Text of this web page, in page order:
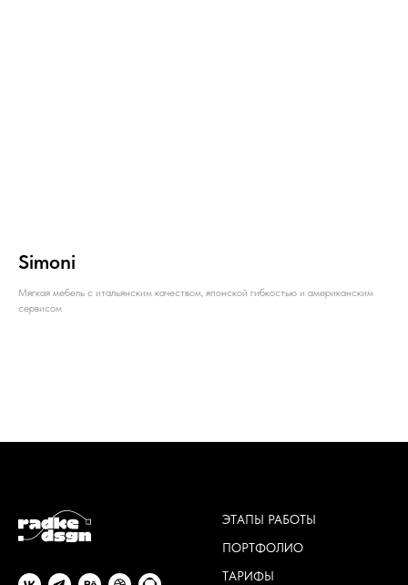
Simoni
Мягкая мебель с итальянским качеством, японской гибкостью и американским
сервисом
ЭТАПЫ РАБОТЫ
ПОРТФОЛИО
ТАРИФЫ